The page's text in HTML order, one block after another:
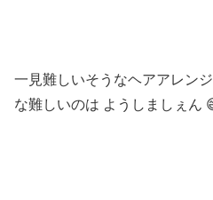
一見難しいそうなヘアアレン
な難しいのは ようしましぇん